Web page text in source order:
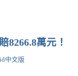
8266.8萬元！
中文版